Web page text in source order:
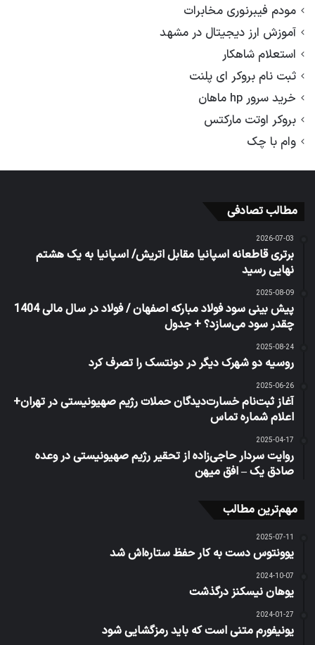
مودم فیبرنوری مخابرات
آموزش ارز دیجیتال در مشهد
استعلام شاهکار
ثبت نام بروکر ای پلنت
خرید سرور hp ماهان
بروکر اوتت مارکتس
وام با چک
مطالب تصادفی
2026-07-03
برتری قاطعانه اسپانیا مقابل اتریش/ اسپانیا به یک هشتم
نهایی رسید
2025-08-09
پیش‌ بینی سود فولاد مبارکه اصفهان / فولاد در سال مالی 1404
چقدر سود می‌سازد؟ + جدول
2025-08-24
روسیه دو شهرک دیگر در دونتسک را تصرف کرد
2025-06-26
آغاز ثبت‌نام خسارت‌دیدگان حملات رژیم صهیونیستی در تهران+
اعلام شماره تماس
2025-04-17
روایت سردار حاجی‌زاده از تحقیر رژیم صهیونیستی در وعده
صادق یک – افق میهن
مهم‌ترین مطالب
2025-07-11
یوونتوس دست به کار حفظ ستاره‌اش شد
2024-10-07
یوهان نیسکنز درگذشت
2024-01-27
یونیفورم متنی است که باید رمزگشایی شود